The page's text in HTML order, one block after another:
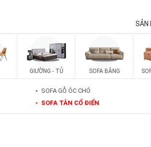
SẢN
GIƯỜNG - TỦ SOFA BĂNG
► SOFA GỖ ÓC CHÓ
► SOFA TÂN CỔ ĐIỂN